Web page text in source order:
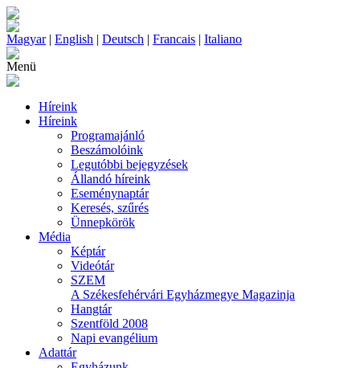
Magyar| English | Deutsch | Francais | Italiano
Menü
Híreink
Híreink
Programajánló
Beszámolóink
Legutóbbi bejegyzések
Állandó híreink
Eseménynaptár
Keresés, szűrés
Ünnepkörök
Média
Képtár
Videótár
SZEM
A Székesfehérvári Egyházmegye Magazinja
Hangtár
Szentföld 2008
Napi evangélium
Adattár